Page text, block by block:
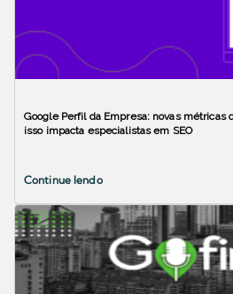
Google Perfil da Empresa: novas métricas
isso impacta especialistas em SEO
Continue lendo